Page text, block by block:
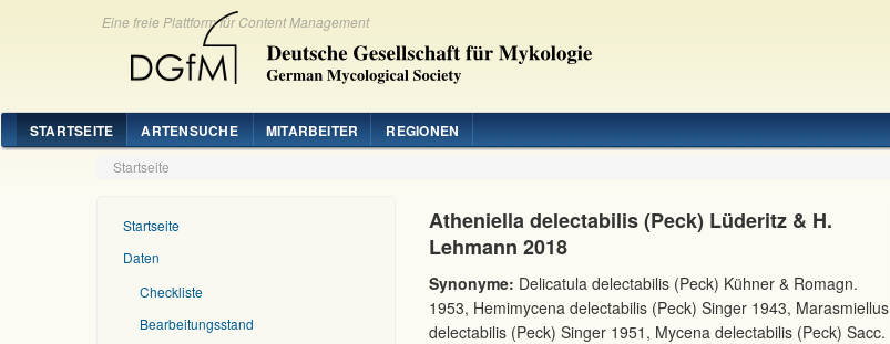
Eine freie Plattform für Content Management
STARTSEITE ARTENSUCHE MITARBEITER REGIONEN
Startseite
Startseite
Daten
Checkliste
Bearbeitungsstand
Atheniella delectabilis (Peck) Lüderitz & H.
Lehmann 2018
Synonyme: Delicatula delectabilis (Peck) Kühner & Romagn.
1953, Hemimycena delectabilis (Peck) Singer 1943, Marasmiellus
delectabilis (Peck) Singer 1951, Mycena delectabilis (Peck) Sacc.